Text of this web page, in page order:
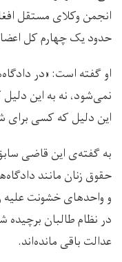
حدود یک چهارم کل
او گفته است: «در
نمی‌شود، نه به این
این دلیل که کسی برای
به گفته‌ی این قاضی
حقوق زنان مانند
و واحدهای خشونت علیه
در نظام طالبان برچیده
عدالت باقی مانده‌اند.